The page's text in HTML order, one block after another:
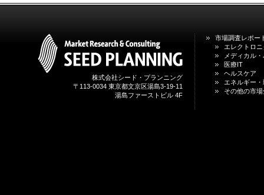
1月31日、「DXが加速するMCI・
認知症ケア支援サービスの現状と
今後の方向性 」を発刊しました。
1月13日、「営業支援DXにおける
名刺管理サービスの最新動向2026
株式会社シード・プランニング
〒113-0034 東京都文京区湯島3-19-11
湯島ファーストビル 4F
市場調査レポー
エレクトロ
メディカル
医療IT
ヘルスケア
エネルギー
その他の市